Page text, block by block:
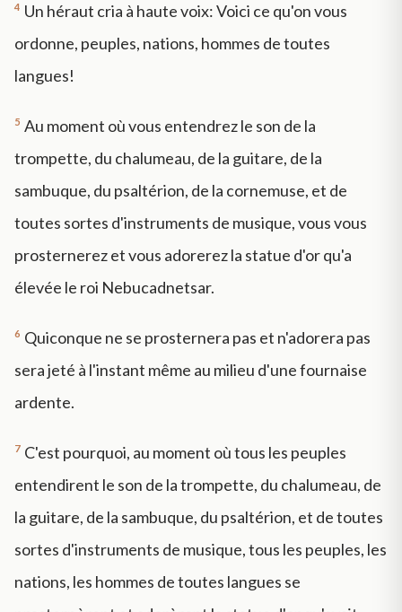
4 Un héraut cria à haute voix: Voici ce qu'on vous
ordonne, peuples, nations, hommes de toutes
langues!
5 Au moment où vous entendrez le son de la
trompette, du chalumeau, de la guitare, de la
sambuque, du psaltérion, de la cornemuse, et de
toutes sortes d'instruments de musique, vous vous
prosternerez et vous adorerez la statue d'or qu'a
élevée le roi Nebucadnetsar.
6 Quiconque ne se prosternera pas et n'adorera pas
sera jeté à l'instant même au milieu d'une fournaise
ardente.
7 C'est pourquoi, au moment où tous les peuples
entendirent le son de la trompette, du chalumeau, de
la guitare, de la sambuque, du psaltérion, et de toutes
sortes d'instruments de musique, tous les peuples, les
nations, les hommes de toutes langues se